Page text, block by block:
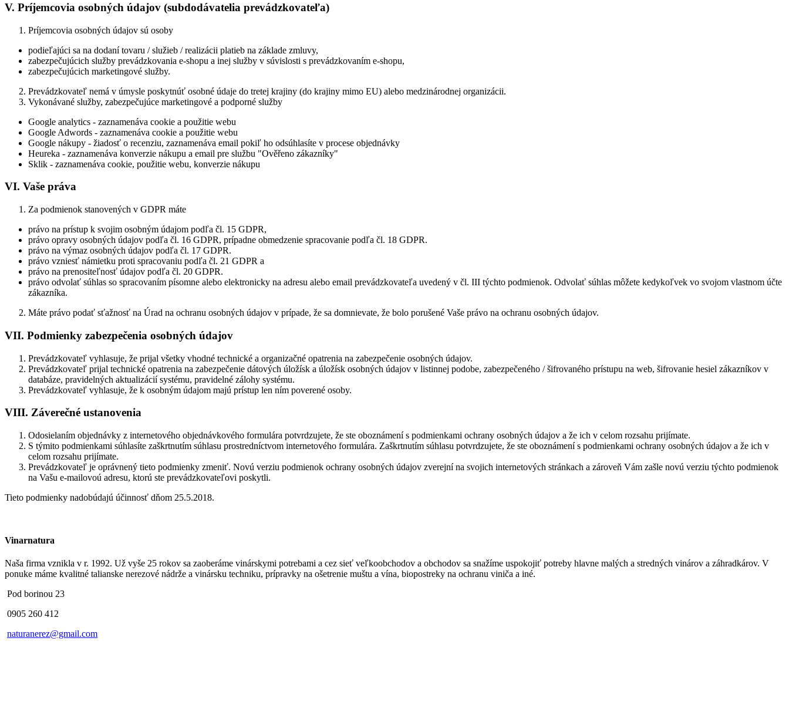
V. Príjemcovia osobných údajov (subdodávatelia prevádzkovateľa)
Príjemcovia osobných údajov sú osoby
podieľajúci sa na dodaní tovaru / služieb / realizácii platieb na základe zmluvy,
zabezpečujúcich služby prevádzkovania e-shopu a inej služby v súvislosti s prevádzkovaním e-shopu,
zabezpečujúcich marketingové služby.
Prevádzkovateľ nemá v úmysle poskytnúť osobné údaje do tretej krajiny (do krajiny mimo EU) alebo medzinárodnej organizácii.
Vykonávané služby, zabezpečujúce marketingové a podporné služby
Google analytics - zaznamenáva cookie a použitie webu
Google Adwords - zaznamenáva cookie a použitie webu
Google nákupy - žiadosť o recenziu, zaznamenáva email pokiľ ho odsúhlasíte v procese objednávky
Heureka - zaznamenáva konverzie nákupu a email pre službu "Ověřeno zákazníky"
Sklik - zaznamenáva cookie, použitie webu, konverzie nákupu
VI. Vaše práva
Za podmienok stanovených v GDPR máte
právo na prístup k svojim osobným údajom podľa čl. 15 GDPR,
právo opravy osobných údajov podľa čl. 16 GDPR, prípadne obmedzenie spracovanie podľa čl. 18 GDPR.
právo na výmaz osobných údajov podľa čl. 17 GDPR.
právo vzniesť námietku proti spracovaniu podľa čl. 21 GDPR a
právo na prenositeľnosť údajov podľa čl. 20 GDPR.
právo odvolať súhlas so spracovaním písomne alebo elektronicky na adresu alebo email prevádzkovateľa uvedený v čl. III týchto podmienok. Odvolať súhlas môžete kedykoľvek vo svojom vlastnom účte
zákazníka.
Máte právo podať sťažnosť na Úrad na ochranu osobných údajov v prípade, že sa domnievate, že bolo porušené Vaše právo na ochranu osobných údajov.
VII. Podmienky zabezpečenia osobných údajov
Prevádzkovateľ vyhlasuje, že prijal všetky vhodné technické a organizačné opatrenia na zabezpečenie osobných údajov.
Prevádzkovateľ prijal technické opatrenia na zabezpečenie dátových úložísk a úložísk osobných údajov v listinnej podobe, zabezpečeného / šifrovaného prístupu na web, šifrovanie hesiel zákazníkov v
databáze, pravidelných aktualizácií systému, pravidelné zálohy systému.
Prevádzkovateľ vyhlasuje, že k osobným údajom majú prístup len ním poverené osoby.
VIII. Záverečné ustanovenia
Odosielaním objednávky z internetového objednávkového formulára potvrdzujete, že ste oboznámení s podmienkami ochrany osobných údajov a že ich v celom rozsahu prijímate.
S týmito podmienkami súhlasíte zaškrtnutím súhlasu prostredníctvom internetového formulára. Zaškrtnutím súhlasu potvrdzujete, že ste oboznámení s podmienkami ochrany osobných údajov a že ich v
celom rozsahu prijímate.
Prevádzkovateľ je oprávnený tieto podmienky zmeniť. Novú verziu podmienok ochrany osobných údajov zverejní na svojich internetových stránkach a zároveň Vám zašle novú verziu týchto podmienok
na Vašu e-mailovoú adresu, ktorú ste prevádzkovateľovi poskytli.
Tieto podmienky nadobúdajú účinnosť dňom 25.5.2018.
Vinarnatura
Naša firma vznikla v r. 1992. Už vyše 25 rokov sa zaoberáme vinárskymi potrebami a cez sieť veľkoobchodov a obchodov sa snažíme uspokojiť potreby hlavne malých a stredných vinárov a záhradkárov. V
ponuke máme kvalitné talianske nerezové nádrže a vinársku techniku, prípravky na ošetrenie muštu a vína, biopostreky na ochranu viniča a iné.
Pod borinou 23
0905 260 412
naturanerez@gmail.com